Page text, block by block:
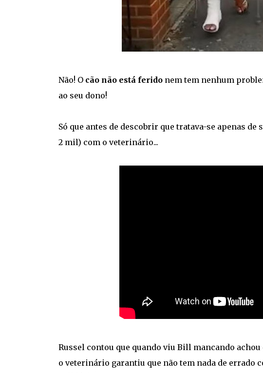
Não! O cão não está feridonem tem nenhum
ao seu dono!
Só que antes de descobrir que tratava-se apenas
2 mil) com o veterinário...
Russel contou que quando viu Bill mancando
o veterinário garantiu que não tem nada de errado